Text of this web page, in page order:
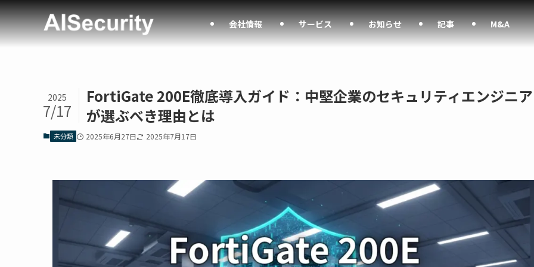
会社情報 サービス お知らせ 記事 M&A
FortiGate 200E徹底導入ガイド：中堅企業のセキュリティエンジニア
が選ぶべき理由とは
2025
7/17
未分類 2025年6月27日 2025年7月17日